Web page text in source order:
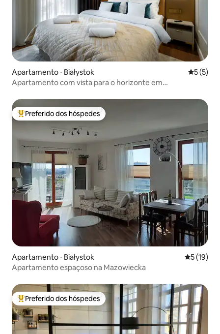
Apartamento ⋅ Białystok 5 de
5 (5)
Apartamento com vista para o horizonte em
Entre os melhores preferidos dos hóspedes
Preferido dos hóspedes
Apartamento ⋅ Białystok 5 de uma
5 (19)
Apartamento espaçoso na Mazowiecka
Entre os melhores preferidos dos hóspedes
Preferido dos hóspedes